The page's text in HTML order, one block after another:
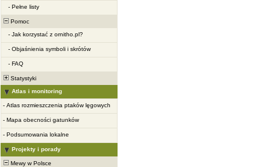
- Pełne listy
Pomoc
- Jak korzystać z ornitho.pl?
- Objaśnienia symboli i skrótów
- FAQ
Statystyki
Atlas i monitoring
- Atlas rozmieszczenia ptaków lęgowych
- Mapa obecności gatunków
- Podsumowania lokalne
Projekty i porady
Mewy w Polsce